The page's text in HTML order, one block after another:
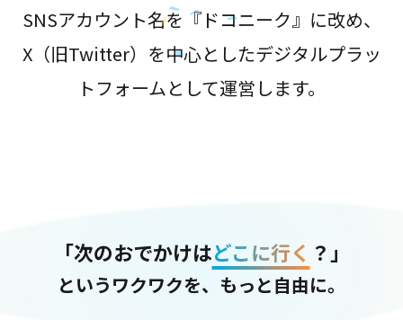
SNSアカウント名を『ドコニーク』に改め、
X（旧Twitter）を中心としたデジタルプラッ
トフォームとして運営します。
「次のおでかけはどこに行く ？」
というワクワクを、もっと自由に。